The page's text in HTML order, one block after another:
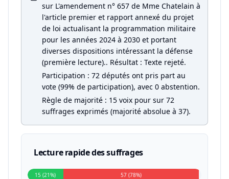
sur L'amendement n° 657 de Mme Chatelain à
l'article premier et rapport annexé du projet
de loi actualisant la programmation militaire
pour les années 2024 à 2030 et portant
diverses dispositions intéressant la défense
(première lecture).. Résultat : Texte rejeté.
Participation : 72 députés ont pris part au
vote (99% de participation), avec 0 abstention.
Règle de majorité : 15 voix pour sur 72
suffrages exprimés (majorité absolue à 37).
Lecture rapide des suffrages
15 (21%) 57 (78%)